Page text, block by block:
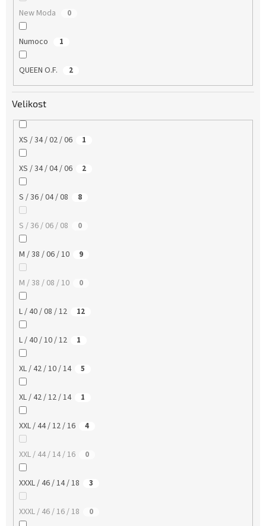
New Moda 0
Numoco 1
QUEEN O.F. 2
Velikost
XS / 34 / 02 / 06 1
XS / 34 / 04 / 06 2
S / 36 / 04 / 08 8
S / 36 / 06 / 08 0
M / 38 / 06 / 10 9
M / 38 / 08 / 10 0
L / 40 / 08 / 12 12
L / 40 / 10 / 12 1
XL / 42 / 10 / 14 5
XL / 42 / 12 / 14 1
XXL / 44 / 12 / 16 4
XXL / 44 / 14 / 16 0
XXXL / 46 / 14 / 18 3
XXXL / 46 / 16 / 18 0